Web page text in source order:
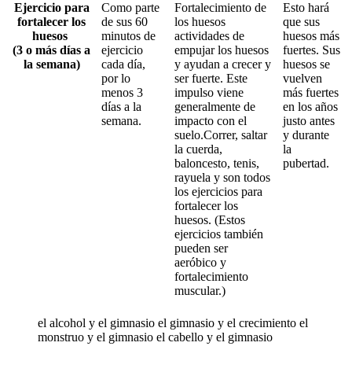
Ejercicio para
fortalecer los
huesos
(3 o más días a
la semana)
Como parte
de sus 60
minutos de
ejercicio
cada día,
por lo
menos 3
días a la
semana.
Fortalecimiento de
los huesos
actividades de
empujar los huesos
y ayudan a crecer y
ser fuerte. Este
impulso viene
generalmente de
impacto con el
suelo.Correr, saltar
la cuerda,
baloncesto, tenis,
rayuela y son todos
los ejercicios para
fortalecer los
huesos. (Estos
ejercicios también
pueden ser
aeróbico y
fortalecimiento
muscular.)
Esto hará
que sus
huesos más
fuertes. Sus
huesos se
vuelven
más fuertes
en los años
justo antes
y durante
la
pubertad.
el alcohol y el gimnasio el gimnasio y el crecimiento el
monstruo y el gimnasio el cabello y el gimnasio